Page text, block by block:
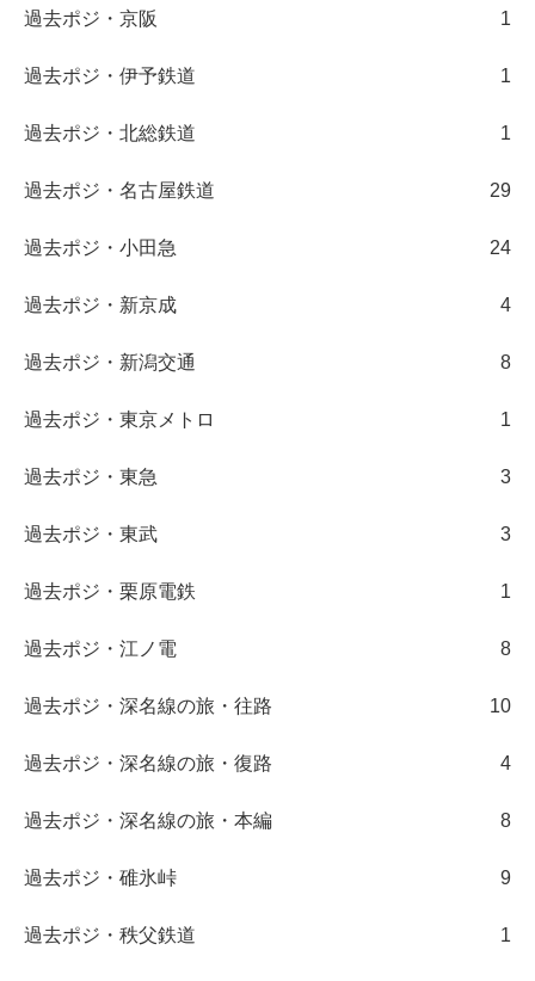
過去ポジ・京阪 1
過去ポジ・伊予鉄道 1
過去ポジ・北総鉄道 1
過去ポジ・名古屋鉄道 29
過去ポジ・小田急 24
過去ポジ・新京成 4
過去ポジ・新潟交通 8
過去ポジ・東京メトロ 1
過去ポジ・東急 3
過去ポジ・東武 3
過去ポジ・栗原電鉄 1
過去ポジ・江ノ電 8
過去ポジ・深名線の旅・往路 10
過去ポジ・深名線の旅・復路 4
過去ポジ・深名線の旅・本編 8
過去ポジ・碓氷峠 9
過去ポジ・秩父鉄道 1